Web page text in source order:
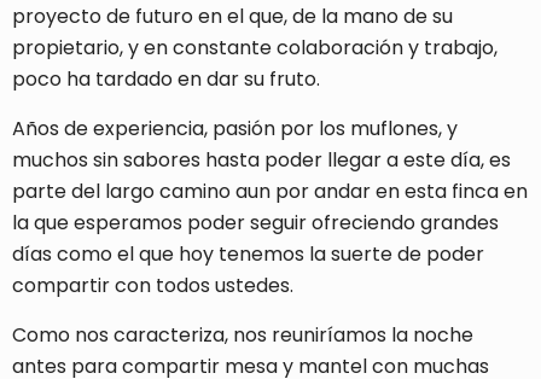
proyecto de futuro en el que, de la mano de su
propietario, y en constante colaboración y trabajo,
poco ha tardado en dar su fruto.
Años de experiencia, pasión por los muflones, y
muchos sin sabores hasta poder llegar a este día, es
parte del largo camino aun por andar en esta finca en
la que esperamos poder seguir ofreciendo grandes
días como el que hoy tenemos la suerte de poder
compartir con todos ustedes.
Como nos caracteriza, nos reuniríamos la noche
antes para compartir mesa y mantel con muchas